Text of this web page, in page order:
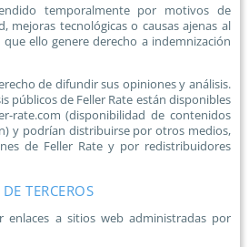
temporalmente por motivos de
mejoras tecnológicas o causas ajenas al
ello genere derecho a indemnización
de difundir sus opiniones y análisis.
públicos de Feller Rate están disponibles
rate.com (disponibilidad de contenidos
y podrían distribuirse por otros medios,
de Feller Rate y por redistribuidores
TERCEROS
enlaces a sitios web administradas por